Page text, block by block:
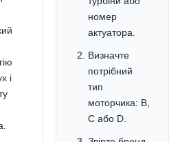
і
номер
актуатора.
Визначте
потрібний
тип
моторчика: B,
C або D.